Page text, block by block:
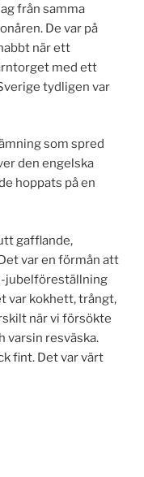
från samma
De var på
när ett
med ett
tydligen var
som spred
den engelska
hoppats på en
gafflande,
var en förmån att
jubelföreställning
var kokhett, trångt,
när vi försökte
varsin resväska.
fint. Det var värt